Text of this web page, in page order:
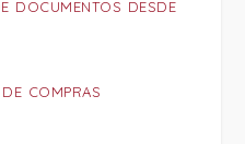
documentos desde
compras